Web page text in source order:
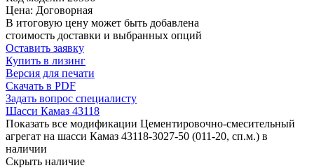
Цена: Договорная
В итоговую цену может быть добавлена
стоимость доставки и выбранных опций
Оставить заявку
Купить в лизинг
Версия для печати
Скачать в PDF
Задать вопрос специалисту
Шасси Камаз 43118
Показать все модификации Цементировочно-смесительный
агрегат на шасси Камаз 43118-3027-50 (011-20, сп.м.) в
наличии
Скрыть наличие